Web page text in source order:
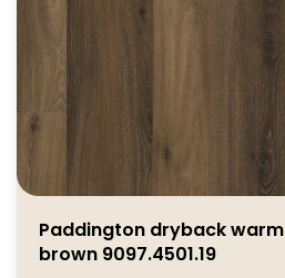
Paddington dryback warm
brown 9097.4501.19